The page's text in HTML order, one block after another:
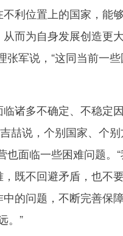
利位置上的国家，能
而为自身发展创造更
军说，“这同当前一
多不确定、不稳定
喆说，个别国家、个
面临一些困难问题。
既不回避矛盾，也不
的问题，不断完善保
。”